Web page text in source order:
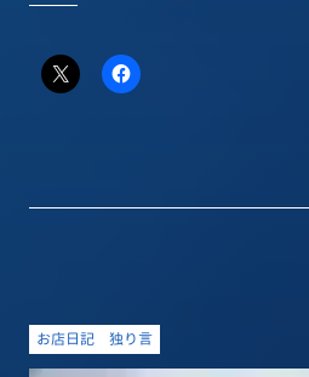
お店日記 独り言